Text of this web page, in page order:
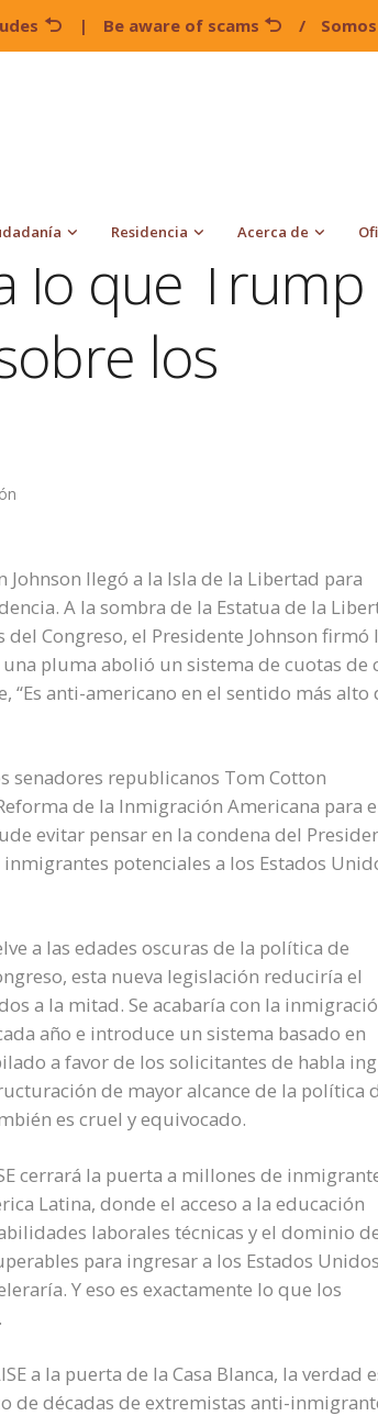
| Be aware of scams /
Residencia Acerca de
lo que Trump
los
llegó a la Isla de la Libertad para
A la sombra de la Estatua de la
Congreso, el Presidente Johnson firmó
pluma abolió un sistema de cuotas de
anti-americano en el sentido más alto
senadores republicanos Tom Cotton
de la Inmigración Americana para
evitar pensar en la condena del
potenciales a los Estados
a las edades oscuras de la política de
esta nueva legislación reduciría el
a la mitad. Se acabaría con la
año e introduce un sistema basado en
a favor de los solicitantes de habla
de mayor alcance de la política
es cruel y equivocado.
cerrará la puerta a millones de
Latina, donde el acceso a la educación
laborales técnicas y el dominio
para ingresar a los Estados
Y eso es exactamente lo que los
a la puerta de la Casa Blanca, la verdad
de décadas de extremistas anti-